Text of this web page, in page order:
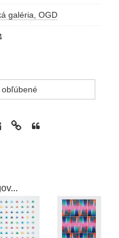
galéria, OGD